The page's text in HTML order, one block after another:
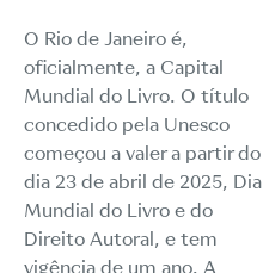
O Rio de Janeiro é,
oficialmente, a Capital
Mundial do Livro. O título
concedido pela Unesco
começou a valer a partir do
dia 23 de abril de 2025, Dia
Mundial do Livro e do
Direito Autoral, e tem
vigência de um ano. A